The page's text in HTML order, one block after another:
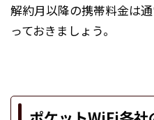
解約月以降の携帯料金は
っておきましょう。